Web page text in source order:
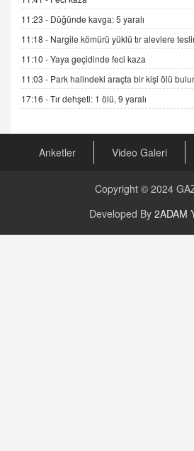
Şifacının Yolu
04.11.2025 12:56
AV. RÜMEYSA ÖZKALE
Kira Uyuşmazlıklarında
Arabulucuya Başvuru
CAN UĞURATEŞ
Değişen yapısıyla Suriye
GÜNLÜK BURÇ
11:23 - Düğünde kavga: 5 yaralı
11:18 - Nargile kömürü yüklü tır alevlere
11:10 -Yaya geçidinde feci kaza
11:03 - Park halindeki araçta bir kişi ölü
17:16 -Tır dehşeti: 1 ölü, 9 yaralı
Anketler Video Galeri
Copyright © 2024
Developed By 2ADAM